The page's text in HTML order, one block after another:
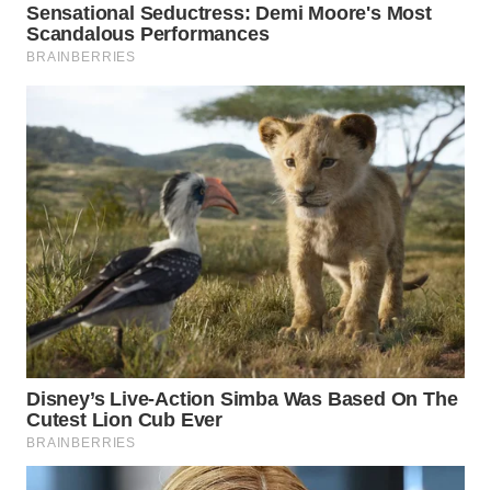
WN
BALI
KALBAR
WN
KALTENG
WN
KALTARA
WN
KALSEL
WN
KALTIM